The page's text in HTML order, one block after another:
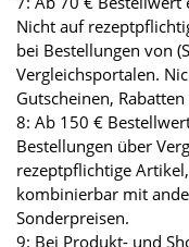
Nicht auf
bei Bestellungen von
Vergleichsportalen.
Gutscheinen,
8: Ab 150 €
Bestellungen über
rezeptpflichtige
kombinierbar mit
Sonderpreisen.
9: Bei Produkt- und